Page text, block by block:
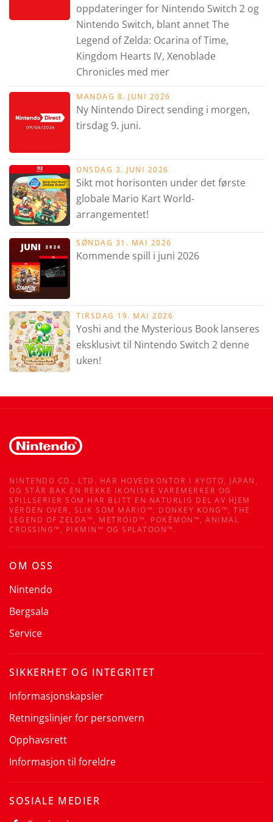
oppdateringer for Nintendo Switch 2 og
Nintendo Switch, blant annet The
Legend of Zelda: Ocarina of Time,
Kingdom Hearts IV, Xenoblade
Chronicles med mer
MANDAG 8. JUNI 2026
Ny Nintendo Direct sending i morgen,
tirsdag 9. juni.
ONSDAG 3. JUNI 2026
Sikt mot horisonten under det første
globale Mario Kart World-
arrangementet!
SØNDAG 31. MAI 2026
Kommende spill i juni 2026
TIRSDAG 19. MAI 2026
Yoshi and the Mysterious Book lanseres
eksklusivt til Nintendo Switch 2 denne
uken!
NINTENDO CO., LTD. HAR HOVEDKONTOR I KYOTO, JAPAN,
OG STÅR BAK EN REKKE IKONISKE VAREMERKER OG
SPILLSERIER SOM HAR BLITT EN NATURLIG DEL AV HJEM
VERDEN OVER, SLIK SOM MARIO™, DONKEY KONG™, THE
LEGEND OF ZELDA™, METROID™, POKÉMON™, ANIMAL
CROSSING™, PIKMIN™ OG SPLATOON™.
OM OSS
Nintendo
Bergsala
Service
SIKKERHET OG INTEGRITET
Informasjonskapsler
Retningslinjer for personvern
Opphavsrett
Informasjon til foreldre
SOSIALE MEDIER